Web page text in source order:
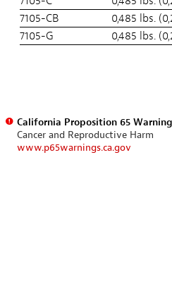
7105-CB
0,485 lbs.
7105-G
0,485 lbs.
California Proposition 65 Warning
Cancer and Reproductive Harm
www.p65warnings.ca.gov